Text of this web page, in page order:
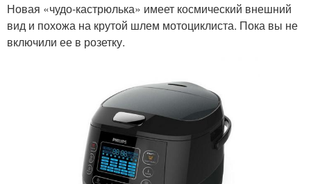
Новая «чудо-кастрюлька» имеет космический внешний
вид и похожа на крутой шлем мотоциклиста. Пока вы не
включили ее в розетку.